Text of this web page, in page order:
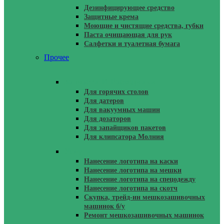
Дезинфицирующее средство
Защитные крема
Моющие и чистящие средства, губки
Паста очищающая для рук
Салфетки и туалетная бумага
Прочее
Для горячих столов
Для датеров
Для вакуумных машин
Для дозаторов
Для запайщиков пакетов
Для клипсатора Молния
Нанесение логотипа на каски
Нанесение логотипа на мешки
Нанесение логотипа на спецодежду
Нанесение логотипа на скотч
Скупка, трейд-ин мешкозашивочных
машинок б/у
Ремонт мешкозашивочных машинок